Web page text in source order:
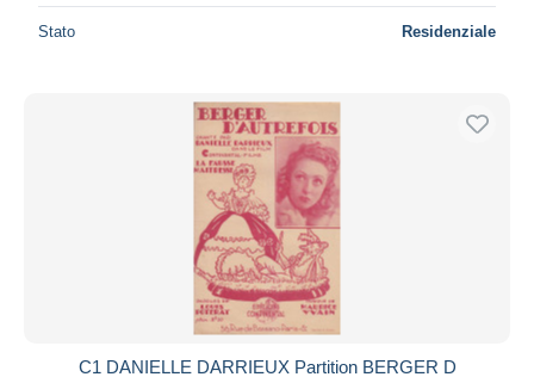
Stato Residenziale
C1 DANIELLE DARRIEUX Partition BERGER D